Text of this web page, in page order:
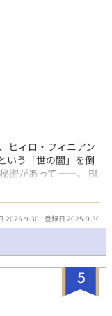
ヒィロ・フィニアン
いう「世の闇」を倒
密があって――。 BL
や暴力的描写がある
2025.9.30 登録日 2025.9.30
5